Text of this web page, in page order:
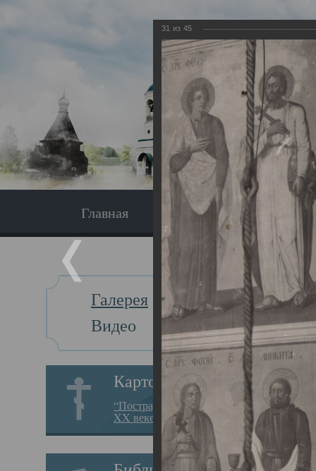
Главная Экскурсия
Галерея
Видео
Картотека
“Пострадавшие за веру в
XX веке на Севере”
Главная
31 из 45